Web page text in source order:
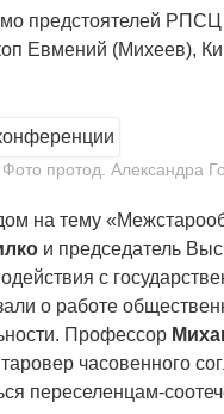
предстоятелей
Евмений (Михеев),
протод. Александра
на тему
и председатель
с
о работе
Профессор
часовенного
переселенцам-